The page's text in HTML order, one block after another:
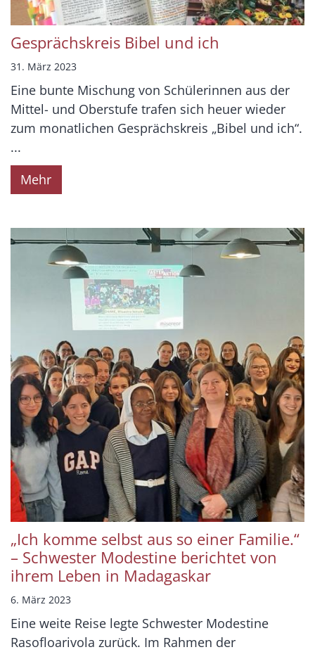
Gesprächskreis Bibel und ich
31. März 2023
Eine bunte Mischung von Schülerinnen aus der
Mittel- und Oberstufe trafen sich heuer wieder
zum monatlichen Gesprächskreis „Bibel und ich“.
...
Mehr
„Ich komme selbst aus so einer Familie.“
– Schwester Modestine berichtet von
ihrem Leben in Madagaskar
6. März 2023
Eine weite Reise legte Schwester Modestine
Rasofloarivola zurück. Im Rahmen der